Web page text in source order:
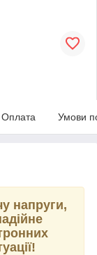
Оплата Умови
напруги,